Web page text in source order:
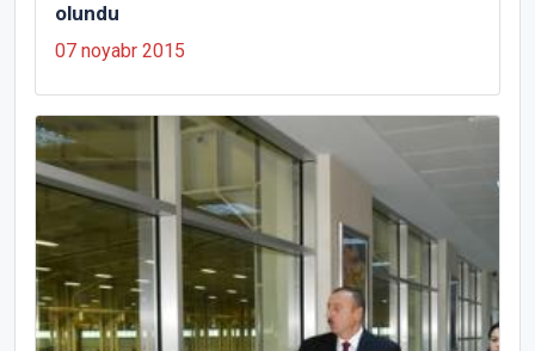
olundu
07 noyabr 2015